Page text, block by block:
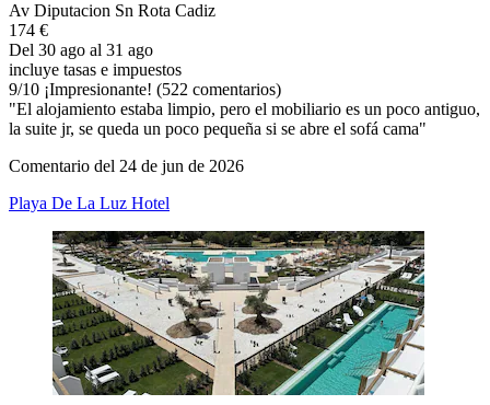
Av Diputacion Sn Rota Cadiz
174 €
Del 30 ago al 31 ago
incluye tasas e impuestos
9/10 ¡Impresionante! (522 comentarios)
"El alojamiento estaba limpio, pero el mobiliario es un poco antiguo,
la suite jr, se queda un poco pequeña si se abre el sofá cama"
Comentario del 24 de jun de 2026
Playa De La Luz Hotel